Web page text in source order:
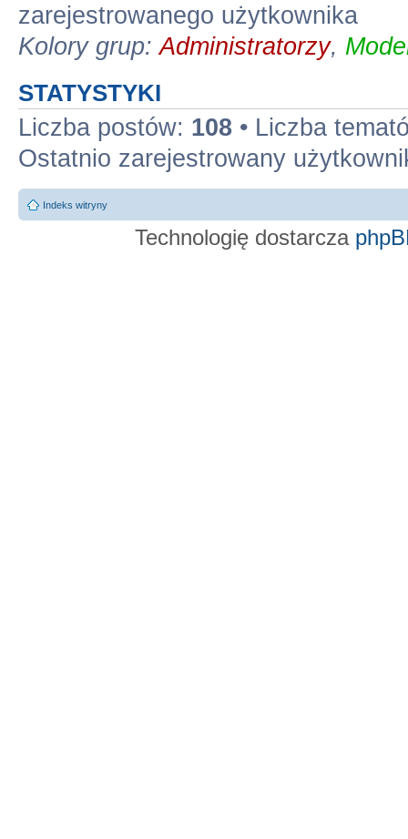
zarejestrowanego użytkownika
Kolory grup:Administratorzy,
STATYSTYKI
Liczba postów: 108 • Liczba
Ostatnio zarejestrowany
Indeks witryny
Technologię dostarcza